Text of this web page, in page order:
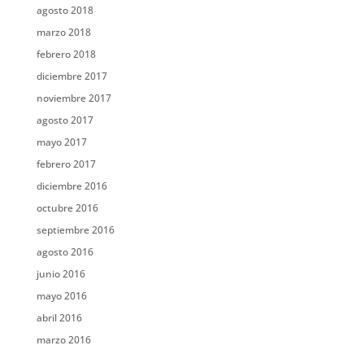
agosto 2018
marzo 2018
febrero 2018
diciembre 2017
noviembre 2017
agosto 2017
mayo 2017
febrero 2017
diciembre 2016
octubre 2016
septiembre 2016
agosto 2016
junio 2016
mayo 2016
abril 2016
marzo 2016